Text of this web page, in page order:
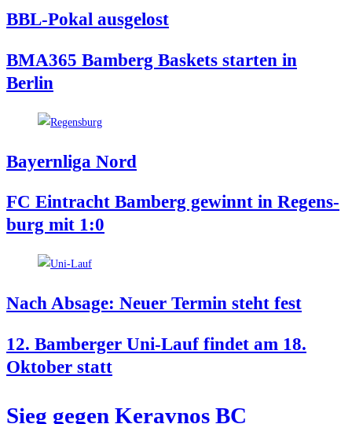
BBL-Pokal aus­ge­lost
BMA365 Bam­berg Bas­kets star­ten in
Berlin
Bay­ern­li­ga Nord
FC Ein­tracht Bam­berg gewinnt in Regens­
burg mit 1:0
Nach Absa­ge: Neu­er Ter­min steht fest
12. Bam­ber­ger Uni-Lauf fin­det am 18.
Okto­ber statt
Sieg gegen Kerav­nos BC